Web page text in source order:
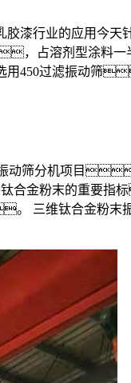
胶漆行业的应用
，占溶剂型涂料
过滤振动筛
末振动筛分机
合金粉末的重要
。 三维钛合金